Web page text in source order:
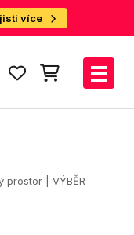
více
prostor | VÝBĚR